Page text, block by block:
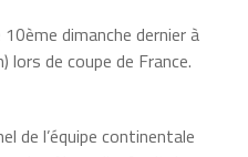
dimanche dernier à
lors de coupe de France.
de l’équipe continentale